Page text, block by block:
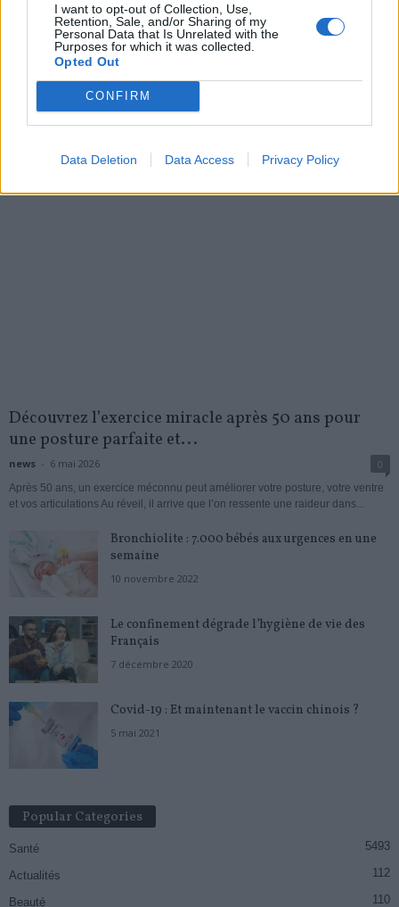
I want to opt-out of Collection, Use,
Retention, Sale, and/or Sharing of my
Personal Data that Is Unrelated with the
Purposes for which it was collected.
Opted Out
CONFIRM
Data Deletion Data Access Privacy Policy
Jean-Luc Reichmann affiche sa cicatrice sans complexe après
son grave accident
- 22 août 2019
My Favorites
Découvrez l’exercice miracle après 50 ans pour
une posture parfaite et...
news - 6 mai 2026 0
Après 50 ans, un exercice méconnu peut améliorer votre posture, votre ventre
et vos articulations Au réveil, il arrive que l’on ressente une raideur dans...
Bronchiolite : 7.000 bébés aux urgences en une
semaine
10 novembre 2022
Le confinement dégrade l’hygiène de vie des
Français
7 décembre 2020
Covid-19 : Et maintenant le vaccin chinois ?
5 mai 2021
Popular Categories
Santé 5493
Actualités 112
Beauté 110